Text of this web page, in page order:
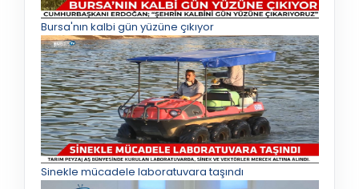
Bursa'nın kalbi gün yüzüne çıkıyor
Sinekle mücadele laboratuvara taşındı